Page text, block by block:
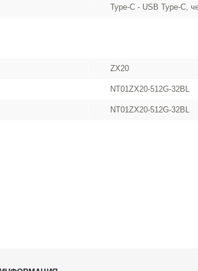
Type-C - USB Type-C,
ZX20
NT01ZX20-512G-32BL
NT01ZX20-512G-32BL